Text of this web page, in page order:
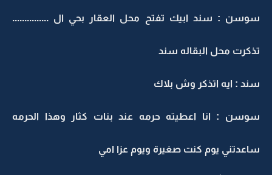
سوسن : سند ابيك تفتح محل العقار بحي ال ...............
تذكرت محل البقاله سند
سند : ايه اتذكر وش بلاك
سوسن : انا اعطيته حرمه عند بنات كثار وهذا الحرمه
ساعدتني يوم كنت صغيرة ويوم عزا امي